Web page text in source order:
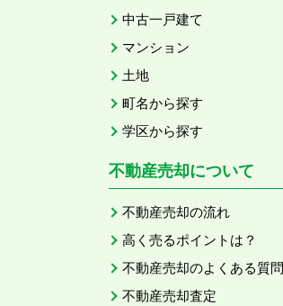
中古一戸建て
マンション
土地
町名から探す
学区から探す
不動産売却について
不動産売却の流れ
高く売るポイントは？
不動産売却のよくある質問
不動産売却査定